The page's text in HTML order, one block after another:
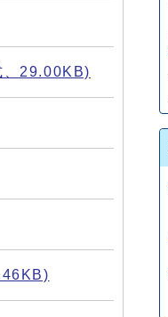
、29.00KB)